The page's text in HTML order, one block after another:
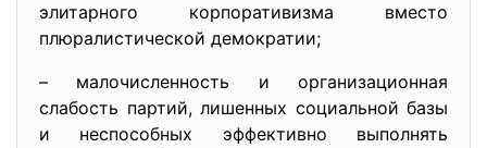
элитарного корпоративизма вместо
плюралистической демократии;
– малочисленность и организационная
слабость партий, лишенных социальной базы
и неспособных эффективно выполнять